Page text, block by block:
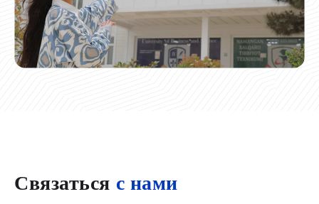
Связаться с нами